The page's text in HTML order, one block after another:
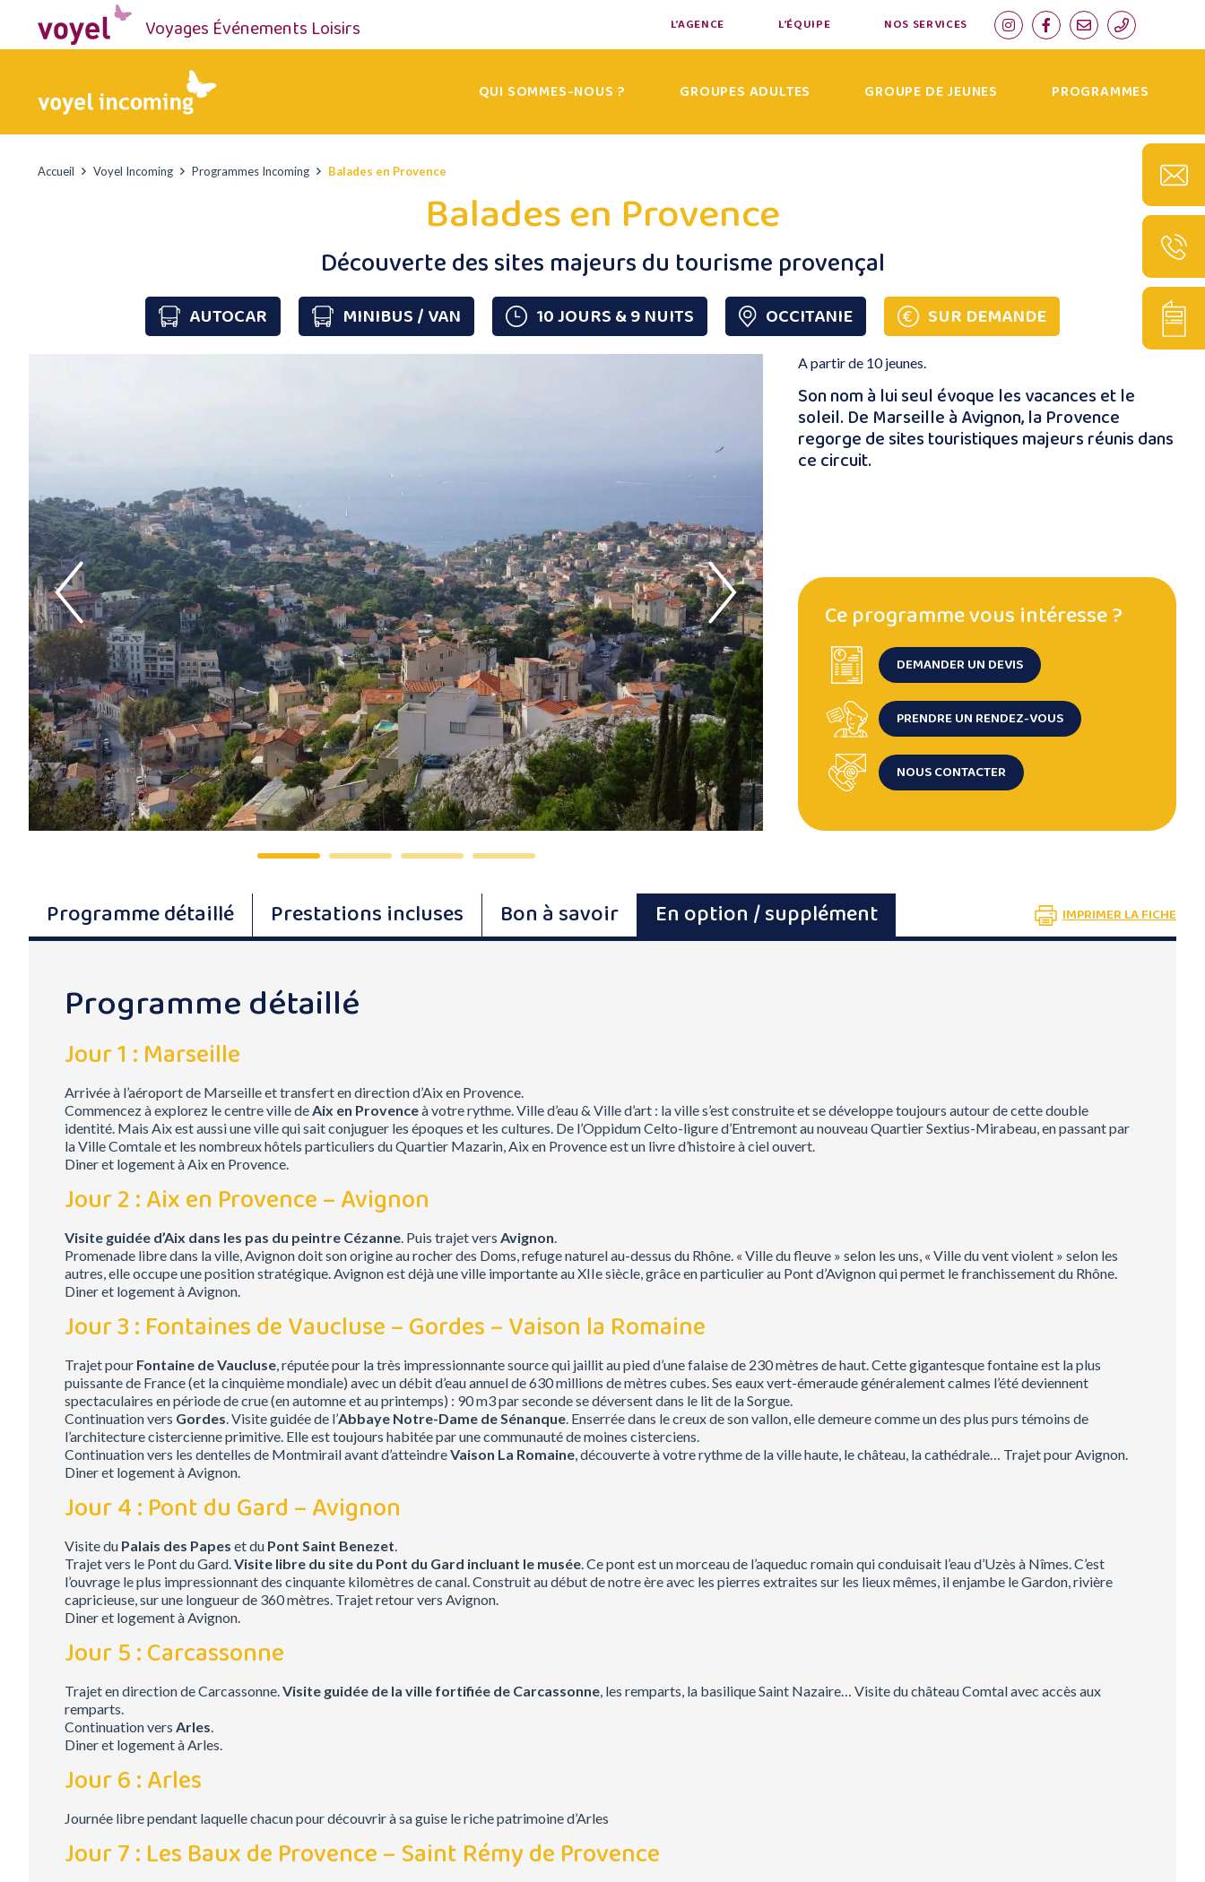
Voyages Événements Loisirs L’AGENCE L’ÉQUIPE NOS SERVICES
QUI SOMMES-NOUS ? GROUPES ADULTES GROUPE DE JEUNES PROGRAMMES
Accueil Voyel Incoming Programmes Incoming Balades en Provence
Balades en Provence
Découverte des sites majeurs du tourisme provençal
AUTOCAR MINIBUS / VAN 10 JOURS & 9 NUITS OCCITANIE SUR DEMANDE
A partir de 10 jeunes.
Son nom à lui seul évoque les vacances et le
soleil. De Marseille à Avignon, la Provence
regorge de sites touristiques majeurs réunis dans
ce circuit.
Ce programme vous intéresse ?
DEMANDER UN DEVIS
PRENDRE UN RENDEZ-VOUS
NOUS CONTACTER
Programme détaillé Prestations incluses Bon à savoir En option / supplément IMPRIMER LA FICHE
Programme détaillé
Jour 1 : Marseille
Arrivée à l’aéroport de Marseille et transfert en direction d’Aix en Provence.
Commencez à explorez le centre ville deAix en Provenceà votre rythme. Ville d’eau & Ville d’art : la ville s’est construite et se développe toujours autour de cette double
identité. Mais Aix est aussi une ville qui sait conjuguer les époques et les cultures. De l’Oppidum Celto-ligure d’Entremont au nouveau Quartier Sextius-Mirabeau, en passant par
la Ville Comtale et les nombreux hôtels particuliers du Quartier Mazarin, Aix en Provence est un livre d’histoire à ciel ouvert.
Diner et logement à Aix en Provence.
Jour 2 : Aix en Provence – Avignon
Visite guidée d’Aix dans les pas du peintre Cézanne. Puis trajet vers Avignon.
Promenade libre dans la ville, Avignon doit son origine au rocher des Doms, refuge naturel au-dessus du Rhône. « Ville du fleuve » selon les uns, « Ville du vent violent » selon les
autres, elle occupe une position stratégique. Avignon est déjà une ville importante au XIIe siècle, grâce en particulier au Pont d’Avignon qui permet le franchissement du Rhône.
Diner et logement à Avignon.
Jour 3 : Fontaines de Vaucluse – Gordes – Vaison la Romaine
Trajet pour Fontaine de Vaucluse, réputée pour la très impressionnante source qui jaillit au pied d’une falaise de 230 mètres de haut. Cette gigantesque fontaine est la plus
puissante de France (et la cinquième mondiale) avec un débit d’eau annuel de 630 millions de mètres cubes. Ses eaux vert-émeraude généralement calmes l’été deviennent
spectaculaires en période de crue (en automne et au printemps) : 90 m3 par seconde se déversent dans le lit de la Sorgue.
Continuation vers Gordes. Visite guidée de l’Abbaye Notre-Dame de Sénanque. Enserrée dans le creux de son vallon, elle demeure comme un des plus purs témoins de
l’architecture cistercienne primitive. Elle est toujours habitée par une communauté de moines cisterciens.
Continuation vers les dentelles de Montmirail avant d’atteindreVaison La Romaine, découverte à votre rythme de la ville haute, le château, la cathédrale… Trajet pour Avignon.
Diner et logement à Avignon.
Jour 4 : Pont du Gard – Avignon
Visite du Palais des Papes et du Pont Saint Benezet.
Trajet vers le Pont du Gard.Visite libre du site du Pont du Gard incluant le musée. Ce pont est un morceau de l’aqueduc romain qui conduisait l’eau d’Uzès à Nîmes. C’est
l’ouvrage le plus impressionnant des cinquante kilomètres de canal. Construit au début de notre ère avec les pierres extraites sur les lieux mêmes, il enjambe le Gardon, rivière
capricieuse, sur une longueur de 360 mètres. Trajet retour vers Avignon.
Diner et logement à Avignon.
Jour 5 : Carcassonne
Trajet en direction de Carcassonne.Visite guidée de la ville fortifiée de Carcassonne, les remparts, la basilique Saint Nazaire… Visite du château Comtal avec accès aux
remparts.
Continuation vers Arles.
Diner et logement à Arles.
Jour 6 : Arles
Journée libre pendant laquelle chacun pour découvrir à sa guise le riche patrimoine d’Arles
Jour 7 : Les Baux de Provence – Saint Rémy de Provence